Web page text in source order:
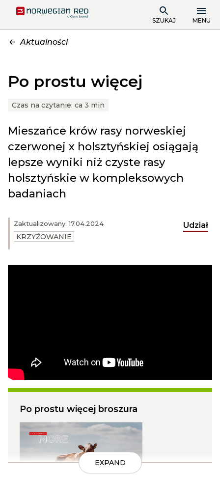
SZUKAJ MENU
Aktualności
Po prostu więcej
Czas na czytanie: ca 3 min
Zaktualizowany: 17.04.2024
KRZYŻOWANIE
Udział
Mieszańce krów rasy norweskiej
czerwonej x holsztyńskiej osiągają
lepsze wyniki niż czyste rasy
holsztyńskie w kompleksowych
badaniach
Po prostu więcej broszura
EXPAND